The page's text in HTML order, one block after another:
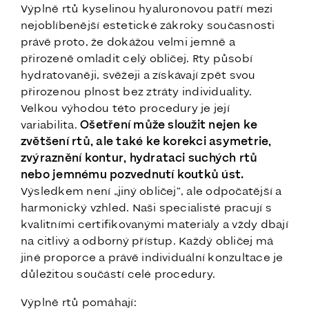
Výplně rtů kyselinou hyaluronovou patří mezi
nejoblíbenější estetické zákroky současnosti
právě proto, že dokážou velmi jemně a
přirozeně omladit celý obličej. Rty působí
hydratovaněji, svěžeji a získávají zpět svou
přirozenou plnost bez ztráty individuality.
Velkou výhodou této procedury je její
variabilita. Ošetření může sloužit nejen ke
zvětšení rtů, ale také ke korekci asymetrie,
zvýraznění kontur, hydrataci suchých rtů
nebo jemnému pozvednutí koutků úst.
Výsledkem není „jiný obličej“, ale odpočatější a
harmonický vzhled. Naši specialisté pracují s
kvalitními certifikovanými materiály a vždy dbají
na citlivý a odborný přístup. Každý obličej má
jiné proporce a právě individuální konzultace je
důležitou součástí celé procedury.
Výplně rtů pomáhají: